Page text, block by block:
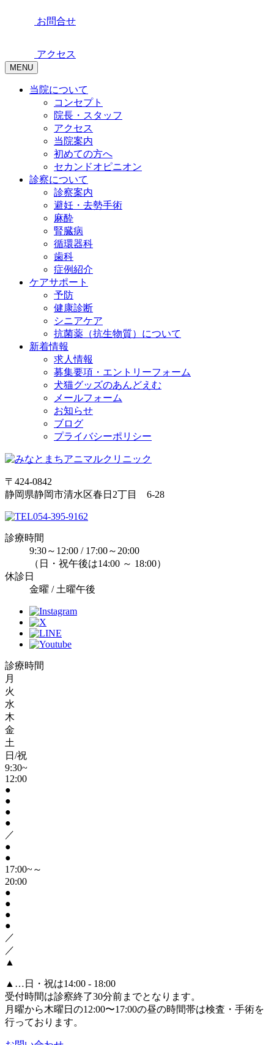
お問合せ
アクセス
MENU
当院について
コンセプト
院長・スタッフ
アクセス
当院案内
初めての方へ
セカンドオピニオン
診察について
診察案内
避妊・去勢手術
麻酔
腎臓病
循環器科
歯科
症例紹介
ケアサポート
予防
健康診断
シニアケア
抗菌薬（抗生物質）について
新着情報
求人情報
募集要項・エントリーフォーム
犬猫グッズのあんどえむ
メールフォーム
お知らせ
ブログ
プライバシーポリシー
〒424-0842
静岡県静岡市清水区春日2丁目 6-28
054-395-9162
診療時間
9:30～12:00 / 17:00～20:00
（日・祝午後は14:00 ～ 18:00）
休診日
金曜 / 土曜午後
診療時間
月
火
水
木
金
土
日/祝
9:30~
12:00
●
●
●
●
／
●
●
17:00~～
20:00
●
●
●
●
／
／
▲
▲ …日・祝は14:00 - 18:00
受付時間は診察終了30分前までとなります。
月曜から木曜日の12:00〜17:00の昼の時間帯は検査・手術を
行っております。